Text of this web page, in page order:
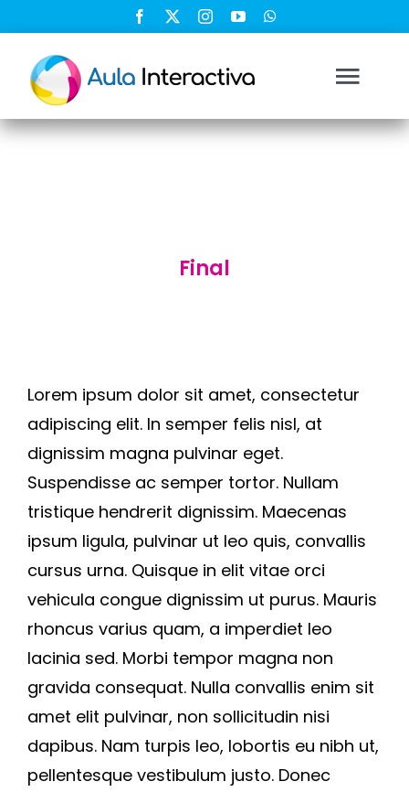
contenido
Nosotros
Cursos
Blog
Contacto
Final
Lorem ipsum dolor sit amet, consectetur
adipiscing elit. In semper felis nisl, at
dignissim magna pulvinar eget.
Suspendisse ac semper tortor. Nullam
tristique hendrerit dignissim. Maecenas
ipsum ligula, pulvinar ut leo quis, convallis
cursus urna. Quisque in elit vitae orci
vehicula congue dignissim ut purus. Mauris
rhoncus varius quam, a imperdiet leo
lacinia sed. Morbi tempor magna non
gravida consequat. Nulla convallis enim sit
amet elit pulvinar, non sollicitudin nisi
dapibus. Nam turpis leo, lobortis eu nibh ut,
pellentesque vestibulum justo. Donec